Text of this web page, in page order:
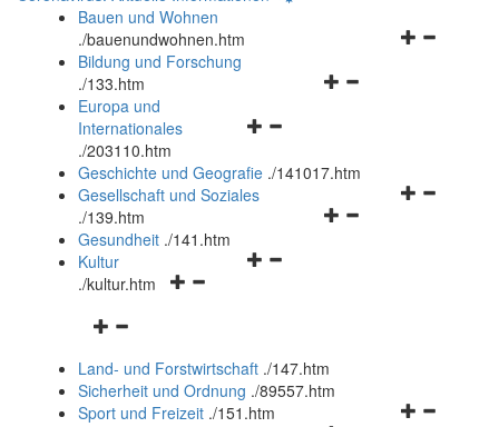
Bauen und Wohnen
./bauenundwohnen.htm
Navigationsmenü
Bildung und Forschung
./133.htm
Navigationsmenü
und
schließen
Europa und
Internationales
./203110.htm
Geschichte und Geografie ./141017.htm
Navigationsmenü
Gesellschaft und Soziales
./139.htm
Navigationsmenü
Gesundheit ./141.htm
Navigationsmenü
Kultur
./kultur.htm
Navigationsmenü
und
schließen
Land- und Forstwirtschaft ./147.htm
Sicherheit und Ordnung ./89557.htm
Sport und Freizeit ./151.htm